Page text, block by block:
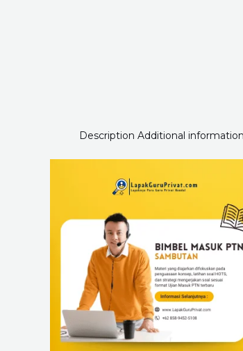
Description Additional information